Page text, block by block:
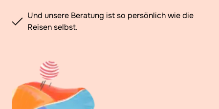
Und unsere Beratung ist so persönlich wie die
Reisen selbst.